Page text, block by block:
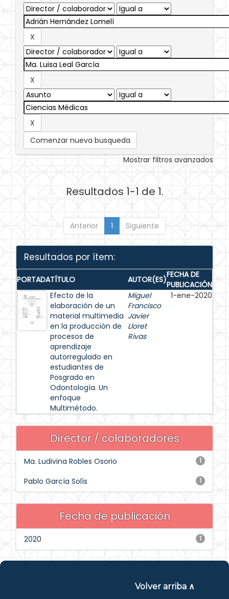
Comenzar nueva busqueda
Mostrar filtros avanzados
Resultados 1-1 de 1.
Anterior 1 Siguiente
Resultados por ítem:
PORTADATÍTULO AUTOR(ES)FECHA DE
PUBLICACIÓN
Efecto de la
elaboración de un
material multimedia
en la producción de
procesos de
aprendizaje
autorregulado en
estudiantes de
Posgrado en
Odontología. Un
enfoque
Multimétodo.
Miguel
Francisco
Javier
Lloret
Rivas
1-ene-2020
Director / colaboradores
1
Ma. Ludivina Robles Osorio
1
Pablo García Solís
Fecha de publicación
1
2020
Volver arriba ∧